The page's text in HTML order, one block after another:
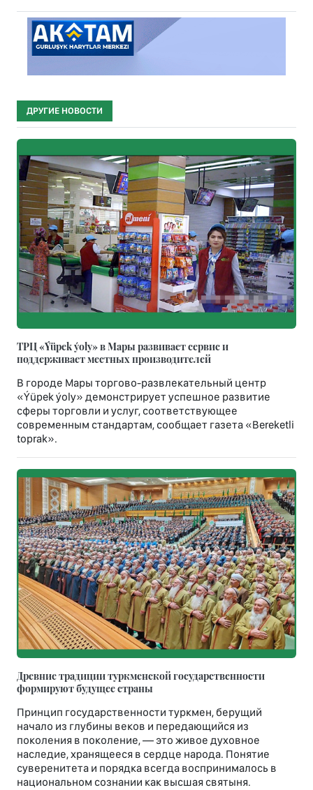
ДРУГИЕ НОВОСТИ
ТРЦ «Ýüpek ýoly» в Мары развивает сервис и
поддерживает местных производителей
В городе Мары торгово-развлекательный центр
«Ýüpek ýoly» демонстрирует успешное развитие
сферы торговли и услуг, соответствующее
современным стандартам, сообщает газета «Bereketli
toprak».
Древние традиции туркменской государственности
формируют будущее страны
Принцип государственности туркмен, берущий
начало из глубины веков и передающийся из
поколения в поколение, — это живое духовное
наследие, хранящееся в сердце народа. Понятие
суверенитета и порядка всегда воспринималось в
национальном сознании как высшая святыня.